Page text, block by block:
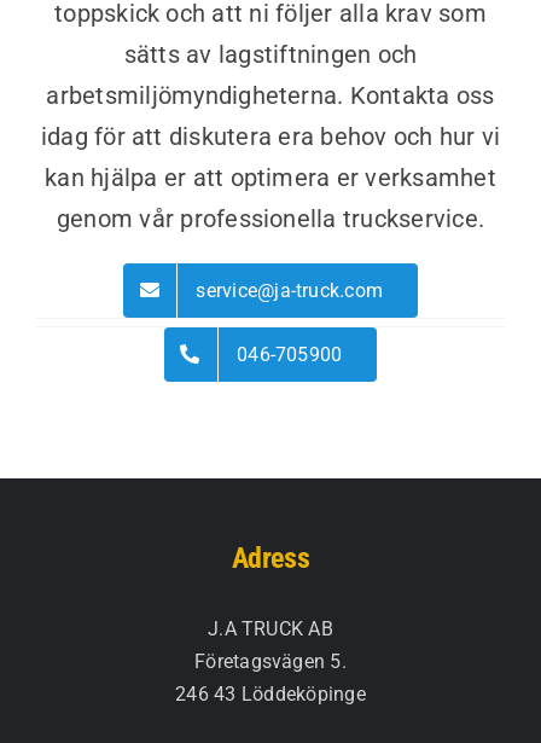
toppskick och att ni följer alla krav som
sätts av lagstiftningen och
arbetsmiljömyndigheterna. Kontakta oss
idag för att diskutera era behov och hur vi
kan hjälpa er att optimera er verksamhet
genom vår professionella truckservice.
service@ja-truck.com
046-705900
Adress
J.A TRUCK AB
Företagsvägen 5.
246 43 Löddeköpinge